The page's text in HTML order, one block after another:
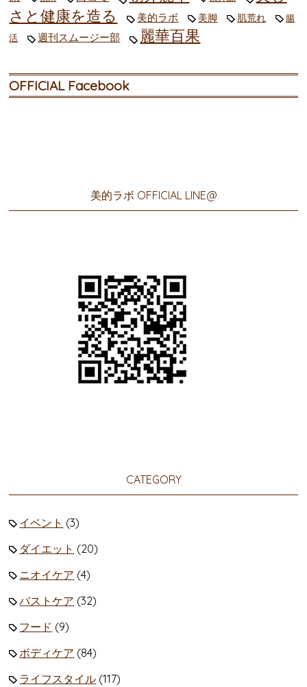
さと健康を造る
美的ラボ 美脚 肌荒れ
腸
活
週刊スムージー部 麗華百果
OFFICIAL Facebook
美的ラボ OFFICIAL LINE@
CATEGORY
イベント (3)
ダイエット (20)
ニオイケア (4)
バストケア (32)
フード (9)
ボディケア (84)
ライフスタイル (117)